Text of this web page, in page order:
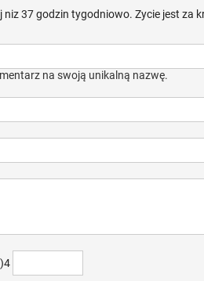
37 godzin tygodniowo. Zycie jest za
na swoją unikalną nazwę.